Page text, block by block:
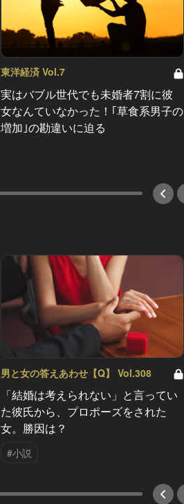
東洋経済 Vol.7
実はバブル世代でも未婚者7割に彼
女なんていなかった！｢草食系男子の
増加｣の勘違いに迫る
男と女の答えあわせ【Q】 Vol.308
「結婚は考えられない」と言ってい
た彼氏から、プロポーズをされた
女。勝因は？
#小説